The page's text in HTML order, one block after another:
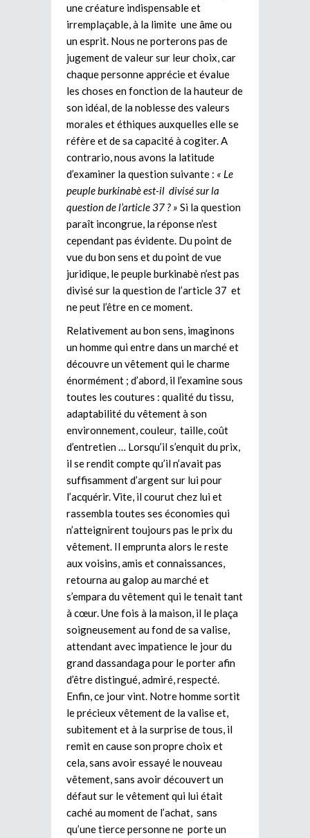
une créature indispensable et
irremplaçable, à la limite une âme ou
un esprit. Nous ne porterons pas de
jugement de valeur sur leur choix, car
chaque personne apprécie et évalue
les choses en fonction de la hauteur de
son idéal, de la noblesse des valeurs
morales et éthiques auxquelles elle se
réfère et de sa capacité à cogiter. A
contrario, nous avons la latitude
d’examiner la question suivante : « Le
peuple burkinabè est-il divisé sur la
question de l’article 37 ? » Si la question
paraît incongrue, la réponse n’est
cependant pas évidente. Du point de
vue du bon sens et du point de vue
juridique, le peuple burkinabè n’est pas
divisé sur la question de l’article 37 et
ne peut l’être en ce moment.
Relativement au bon sens, imaginons
un homme qui entre dans un marché et
découvre un vêtement qui le charme
énormément ; d’abord, il l’examine sous
toutes les coutures : qualité du tissu,
adaptabilité du vêtement à son
environnement, couleur, taille, coût
d’entretien … Lorsqu’il s’enquit du prix,
il se rendit compte qu’il n’avait pas
suffisamment d’argent sur lui pour
l’acquérir. Vite, il courut chez lui et
rassembla toutes ses économies qui
n’atteignirent toujours pas le prix du
vêtement. Il emprunta alors le reste
aux voisins, amis et connaissances,
retourna au galop au marché et
s’empara du vêtement qui le tenait tant
à cœur. Une fois à la maison, il le plaça
soigneusement au fond de sa valise,
attendant avec impatience le jour du
grand dassandaga pour le porter afin
d’être distingué, admiré, respecté.
Enfin, ce jour vint. Notre homme sortit
le précieux vêtement de la valise et,
subitement et à la surprise de tous, il
remit en cause son propre choix et
cela, sans avoir essayé le nouveau
vêtement, sans avoir découvert un
défaut sur le vêtement qui lui était
caché au moment de l’achat, sans
qu’une tierce personne ne porte un